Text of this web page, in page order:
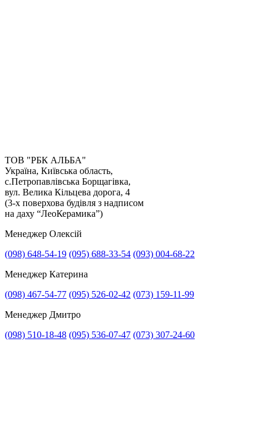
Отримати консультацію
ТОВ "РБК АЛЬБА"
Україна, Київська область,
с.Петропавлівська Борщагівка,
вул. Велика Кільцева дорога, 4
(3-х поверхова будівля з надписом
на даху “ЛеоКерамика”)
Менеджер Олексій
(098) 648-54-19 (095) 688-33-54 (093) 004-68-22
Менеджер Катерина
(098) 467-54-77 (095) 526-02-42 (073) 159-11-99
Менеджер Дмитро
(098) 510-18-48 (095) 536-07-47 (073) 307-24-60